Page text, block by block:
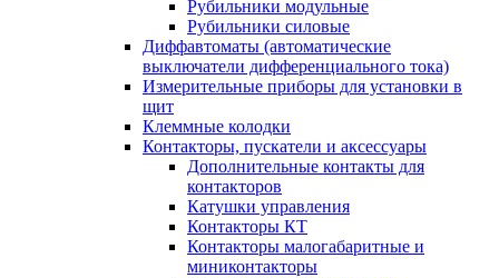
Рубильники модульные
Рубильники силовые
Диффавтоматы (автоматические
выключатели дифференциального тока)
Измерительные приборы для установки в
щит
Клеммные колодки
Контакторы, пускатели и аксессуары
Дополнительные контакты для
контакторов
Катушки управления
Контакторы КТ
Контакторы малогабаритные и
миниконтакторы